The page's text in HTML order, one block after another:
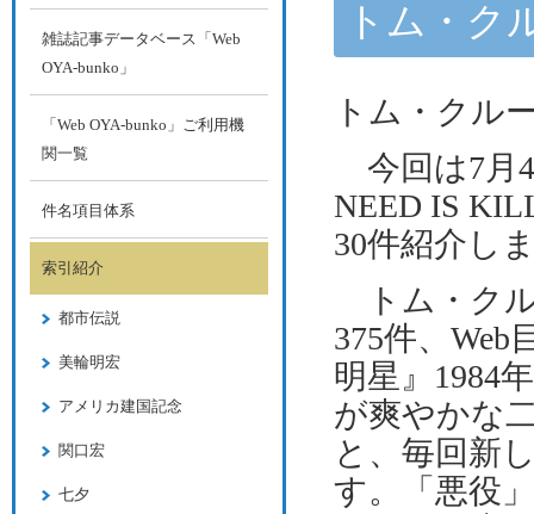
トム・ク
トム・クル
今回は7月 4
NEED IS
30件紹介し
トム・ク
375件、 Web
明星』 1984年
が爽やかな
と、毎回新
す。「悪役
雑誌記事データベース「Web
OYA-bunko」
「Web OYA-bunko」ご利用機
関一覧
件名項目体系
索引紹介
都市伝説
美輪明宏
アメリカ建国記念
関口宏
七夕